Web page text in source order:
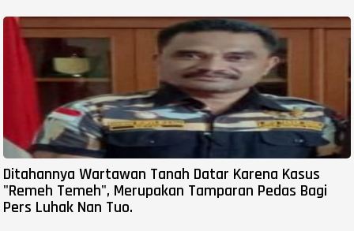
Ditahannya Wartawan Tanah Datar Karena Kasus
"Remeh Temeh", Merupakan Tamparan Pedas Bagi
Pers Luhak Nan Tuo.